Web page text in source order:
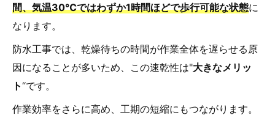
間、気温30℃ではわずか1時間ほどで歩行可能な状態に
なります。
防水工事では、乾燥待ちの時間が作業全体を遅らせる原
因になることが多いため、この速乾性は"大きなメリッ
ト“です。
作業効率をさらに高め、工期の短縮にもつながります。